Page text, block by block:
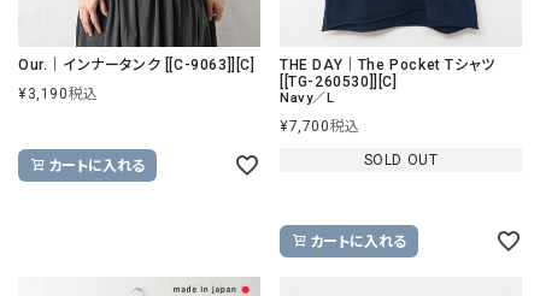
Our.｜インナータンク [[C-9063]][C]
¥3,190税込
カートに入れる
THE DAY｜The Pocket Tシャツ
[[TG-260530]][C]
Navy／L
¥7,700税込
SOLD OUT
カートに入れる